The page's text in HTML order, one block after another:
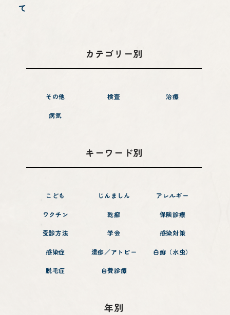
て
カテゴリー別
その他 検査 治療
病気
キーワード別
こども じんましん アレルギー
ワクチン 乾癬 保険診療
受診方法 学会 感染対策
感染症 湿疹／アトピー 白癬（水虫）
脱毛症 自費診療
年別